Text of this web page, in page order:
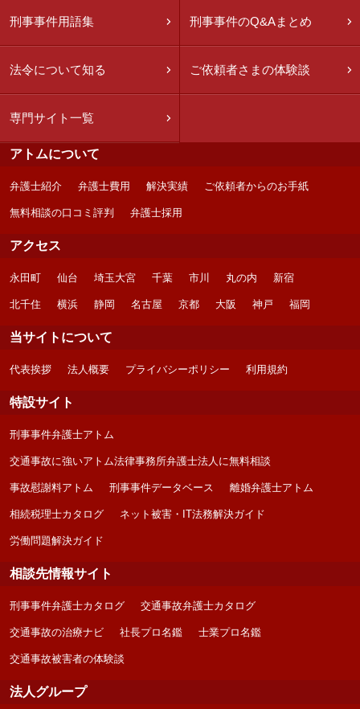
刑事事件用語集 刑事事件のQ&Aまとめ
法令について知る ご依頼者さまの体験談
専門サイト一覧
アトムについて
弁護士紹介 弁護士費用 解決実績 ご依頼者からのお手紙
無料相談の口コミ評判 弁護士採用
アクセス
永田町 仙台 埼玉大宮 千葉 市川 丸の内 新宿
北千住 横浜 静岡 名古屋 京都 大阪 神戸 福岡
当サイトについて
代表挨拶 法人概要 プライバシーポリシー 利用規約
特設サイト
刑事事件弁護士アトム
交通事故に強いアトム法律事務所弁護士法人に無料相談
事故慰謝料アトム 刑事事件データベース 離婚弁護士アトム
相続税理士カタログ ネット被害・IT法務解決ガイド
労働問題解決ガイド
相談先情報サイト
刑事事件弁護士カタログ 交通事故弁護士カタログ
交通事故の治療ナビ 社長プロ名鑑 士業プロ名鑑
交通事故被害者の体験談
法人グループ